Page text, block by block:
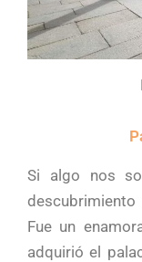
Si algo nos
Fue un
adquirió el